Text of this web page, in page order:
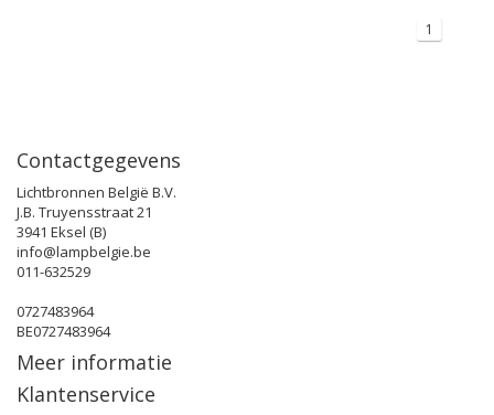
1
Contactgegevens
Lichtbronnen België B.V.
J.B. Truyensstraat 21
3941 Eksel (B)
info@lampbelgie.be
011-632529
0727483964
BE0727483964
Meer informatie
Klantenservice